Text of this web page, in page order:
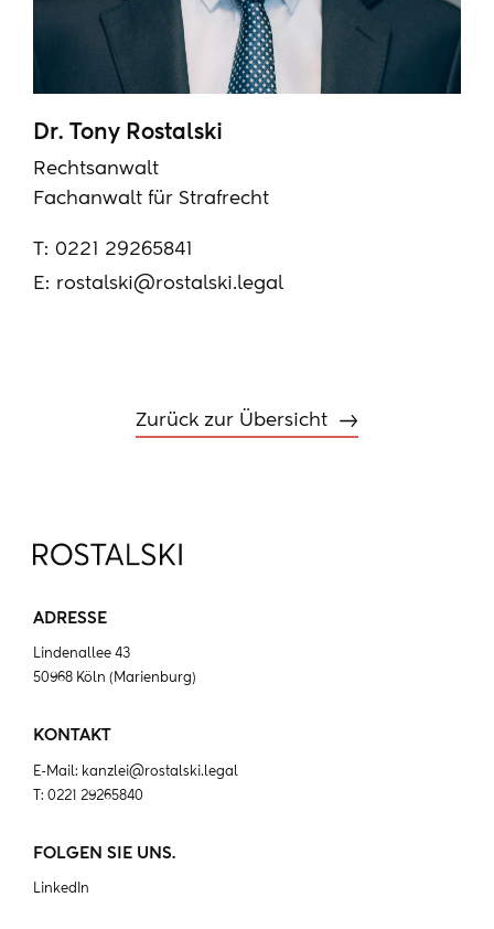
Dr. Tony Rostalski
Rechtsanwalt
Fachanwalt für Strafrecht
T: 0221 29265841
E: rostalski@rostalski.legal
Zurück zur Übersicht
ADRESSE
Lindenallee 43
50968 Köln (Marienburg)
KONTAKT
E-Mail: kanzlei@rostalski.legal
T: 0221 29265840
FOLGEN SIE UNS.
LinkedIn